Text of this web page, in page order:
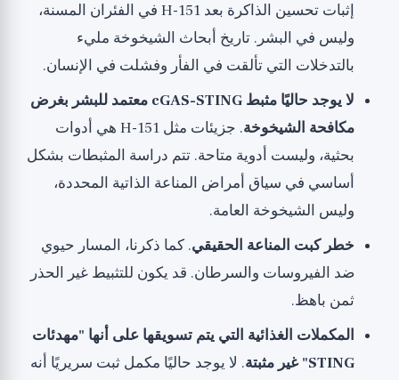
إثبات تحسين الذاكرة بعد H-151 في الفئران المسنة،
وليس في البشر. تاريخ أبحاث الشيخوخة مليء
بالتدخلات التي تألقت في الفأر وفشلت في الإنسان.
لا يوجد حاليًا مثبط cGAS-STING معتمد للبشر بغرض
مكافحة الشيخوخة
. جزيئات مثل H-151 هي أدوات
بحثية، وليست أدوية متاحة. تتم دراسة المثبطات بشكل
أساسي في سياق أمراض المناعة الذاتية المحددة،
وليس الشيخوخة العامة.
خطر كبت المناعة الحقيقي. كما ذكرنا، المسار حيوي
ضد الفيروسات والسرطان. قد يكون للتثبيط غير الحذر
ثمن باهظ.
المكملات الغذائية التي يتم تسويقها على أنها "مهدئات
STING" غير مثبتة
. لا يوجد حاليًا مكمل ثبت سريريًا أنه